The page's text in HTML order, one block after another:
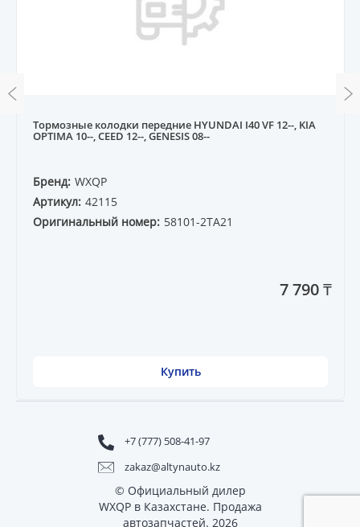
Тормозные колодки передние HYUNDAI I40 VF 12--, KIA
OPTIMA 10--, CEED 12--, GENESIS 08--
Бренд: WXQP
Артикул: 42115
Оригинальный номер: 58101-2TA21
7 790 ₸
Купить
+7 (777) 508-41-97
zakaz@altynauto.kz
© Официальный дилер
WXQP в Казахстане. Продажа
автозапчастей. 2026